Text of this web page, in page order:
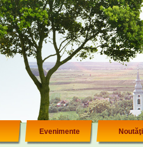
Evenimente Noutăţi